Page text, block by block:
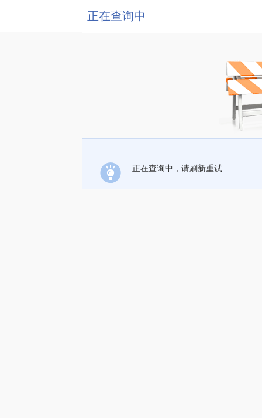
正在查询中
正在查询中，请刷新重试